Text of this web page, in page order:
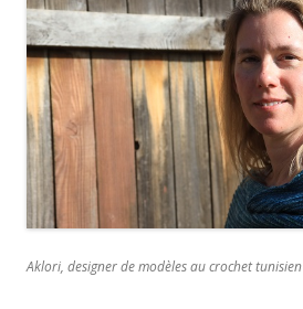
Aklori, designer de modèles au crochet tunisien